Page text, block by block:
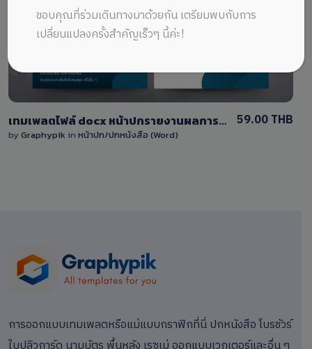
1 Sale
เทมเพลตไฟล์ docx หน้าปกรายงานผลการปฏิบัติงานต่างๆ แก้ไขง่ายด้วย โปรแกรม Word
by Graphypik in หน้าปก/ปกหนังสือ (Word)
59.00 THB
การออกแบบเทมเพลตหรือแม่แบบกราฟิกที่นี่ ปกหนังสือ โบรชัวร์
ขอบคุณที่ร่วมเดินทางมาด้วยกัน เตรียมพบกับการ
เปลี่ยนแปลงครั้งสำคัญเร็วๆ นี้ค่ะ!